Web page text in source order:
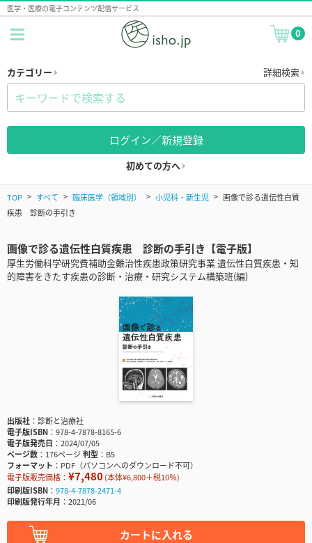
医学・医療の電子コンテンツ配信サービス
0
カテゴリー 詳細検索
ログイン／新規登録
初めての方へ
TOP すべて 臨床医学（領域別） 小児科・新生児
画像で診る遺伝性白質
疾患 診断の手引き
画像で診る遺伝性白質疾患 診断の手引き【電子版】
厚生労働科学研究費補助金難治性疾患政策研究事業 遺伝性白質疾患・知
的障害をきたす疾患の診断・治療・研究システム構築班(編)
出版社
診断と治療社
電子版ISBN
978-4-7878-8165-6
電子版発売日
2024/07/05
ページ数
176ページ判型
B5
フォーマット
PDF（パソコンへのダウンロード不可）
電子版販売価格： ¥7,480(本体¥6,800＋税10％)
印刷版ISBN
978-4-7878-2471-4
印刷版発行年月
2021/06
カートに入れる